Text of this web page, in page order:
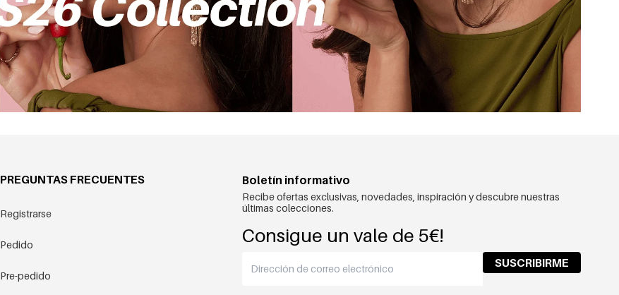
PREGUNTAS FRECUENTES
Registrarse
Pedido
Pre-pedido
Boletín informativo
Recibe ofertas exclusivas, novedades, inspiración y descubre nuestras
últimas colecciones.
Consigue un vale de 5€!
SUSCRIBIRME